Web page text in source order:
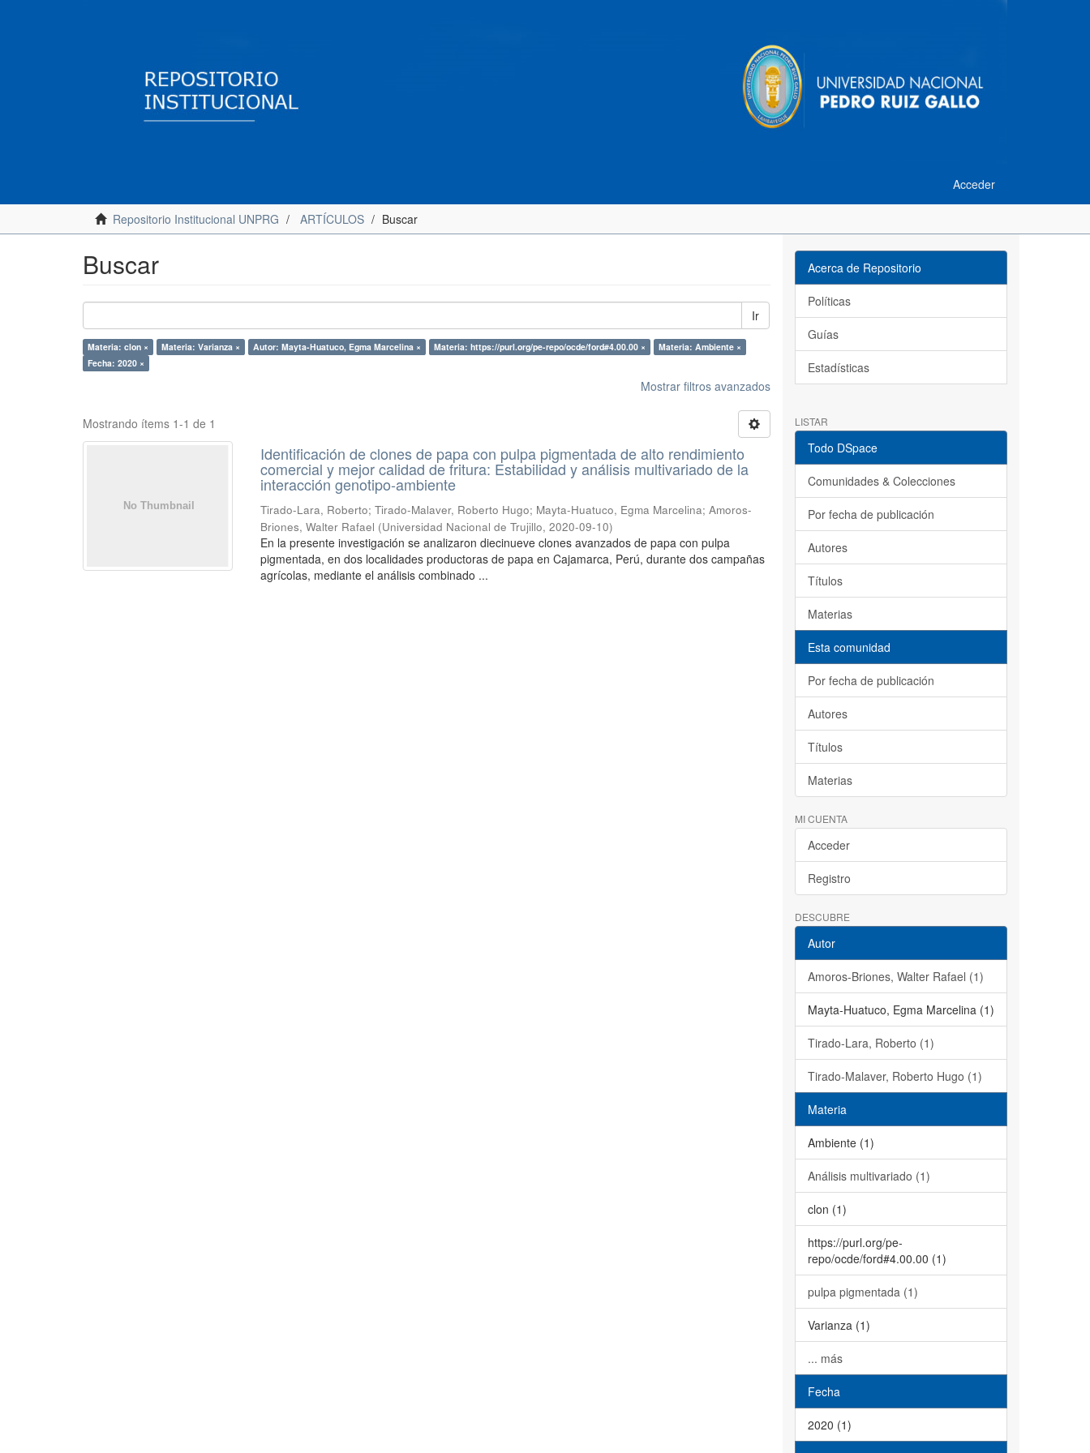
Acceder
Repositorio Institucional UNPRG ARTÍCULOS Buscar
Buscar
Ir
Materia: clon × Materia: Varianza × Autor: Mayta-Huatuco, Egma Marcelina × Materia: https://purl.org/pe-repo/ocde/ford#4.00.00 ×
Materia: Ambiente ×
Fecha: 2020 ×
Mostrar filtros avanzados
Mostrando ítems 1-1 de 1
Identificación de clones de papa con pulpa pigmentada de alto rendimiento
comercial y mejor calidad de fritura: Estabilidad y análisis multivariado de la
interacción genotipo-ambiente
Tirado-Lara, Roberto;Tirado-Malaver, Roberto Hugo; Mayta-Huatuco, Egma Marcelina;Amoros-
Briones, Walter Rafael (Universidad Nacional de Trujillo,2020-09-10)
En la presente investigación se analizaron diecinueve clones avanzados de papa con pulpa
pigmentada, en dos localidades productoras de papa en Cajamarca, Perú, durante dos campañas
agrícolas, mediante el análisis combinado ...
Acerca de Repositorio
Políticas
Guías
Estadísticas
LISTAR
Todo DSpace
Comunidades & Colecciones
Por fecha de publicación
Autores
Títulos
Materias
Esta comunidad
Por fecha de publicación
Autores
Títulos
Materias
MI CUENTA
Acceder
Registro
DESCUBRE
Autor
Amoros-Briones, Walter Rafael (1)
Mayta-Huatuco, Egma Marcelina (1)
Tirado-Lara, Roberto (1)
Tirado-Malaver, Roberto Hugo (1)
Materia
Ambiente (1)
Análisis multivariado (1)
clon (1)
https://purl.org/pe-
repo/ocde/ford#4.00.00 (1)
pulpa pigmentada (1)
Varianza (1)
... más
Fecha
2020 (1)